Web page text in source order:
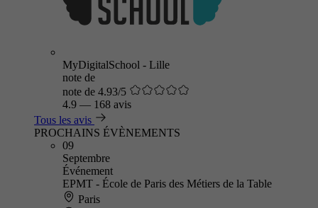
MyDigitalSchool - Lille
note de
note de 4.93/5
4.9 — 168 avis
Tous les avis
PROCHAINS ÉVÈNEMENTS
09
Septembre
Événement
EPMT - École de Paris des Métiers de la Table
Paris